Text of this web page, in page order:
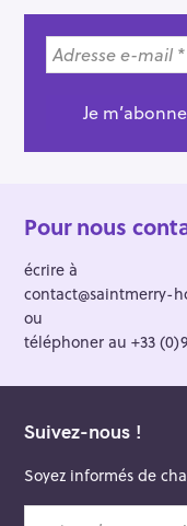
Pour nous
écrire à
contact@saintmerry-
ou
téléphoner au +33
Suivez-nous !
Soyez informés de